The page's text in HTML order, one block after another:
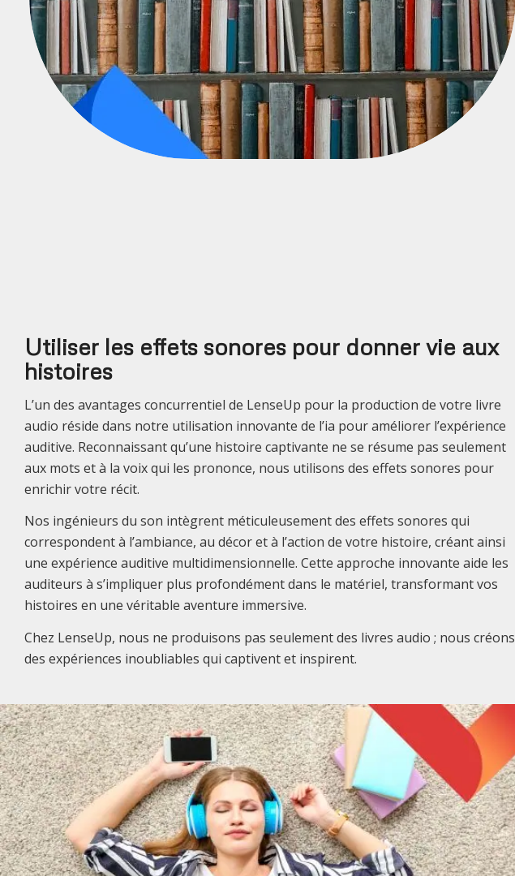
Utiliser les effets sonores pour donner vie aux
histoires
L’un des avantages concurrentiel de LenseUp pour la production de votre livre
audio réside dans notre utilisation innovante de l’ia pour améliorer l’expérience
auditive. Reconnaissant qu’une histoire captivante ne se résume pas seulement
aux mots et à la voix qui les prononce, nous utilisons des effets sonores pour
enrichir votre récit.
Nos ingénieurs du son intègrent méticuleusement des effets sonores qui
correspondent à l’ambiance, au décor et à l’action de votre histoire, créant ainsi
une expérience auditive multidimensionnelle. Cette approche innovante aide les
auditeurs à s’impliquer plus profondément dans le matériel, transformant vos
histoires en une véritable aventure immersive.
Chez LenseUp, nous ne produisons pas seulement des livres audio ; nous créons
des expériences inoubliables qui captivent et inspirent.